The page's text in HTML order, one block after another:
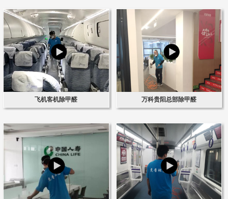
飞机客机除甲醛 万科贵阳总部除甲醛